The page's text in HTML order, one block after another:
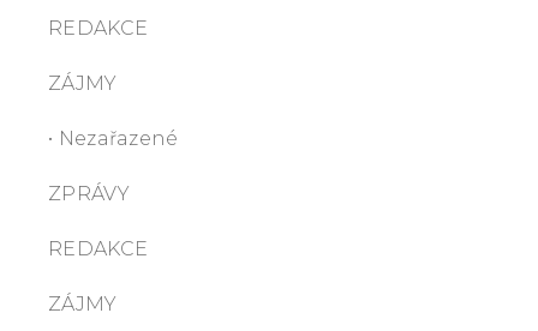
REDAKCE
ZÁJMY
• Nezařazené
ZPRÁVY
REDAKCE
ZÁJMY